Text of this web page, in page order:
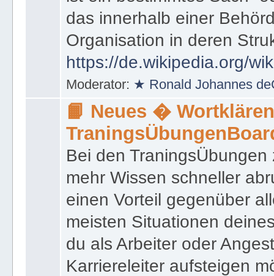
das innerhalb einer
Organisation in deren
https://de.wikipedia.org/
Moderator: ★ Ronald Johannes
📙 Neues �
Bei den
mehr Wissen schneller
einen Vorteil gegenüber
meisten Situationen
du als Arbeiter oder
Karriereleiter aufsteigen